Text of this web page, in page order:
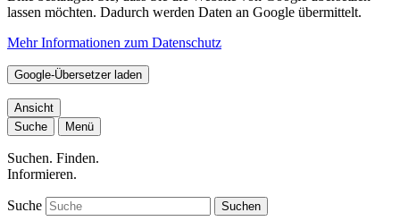
lassen möchten. Dadurch werden Daten an Google übermittelt.
Mehr Informationen zum Datenschutz
Google-Übersetzer laden
Ansicht
Suche
Menü
Suchen. Finden.
Informieren.
Suche Suchen